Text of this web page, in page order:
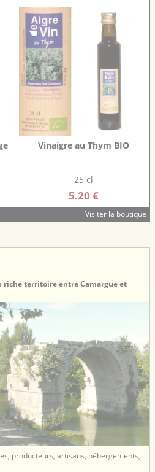
Vinaigre au Thym BIO
25 cl
5.20 €
Visiter la boutique
riche territoire entre Camargue et
producteurs, artisans, hébergements,